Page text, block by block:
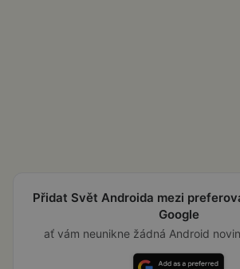
Přidat Svět Androida mezi
Google
ať vám neunikne žádná Android